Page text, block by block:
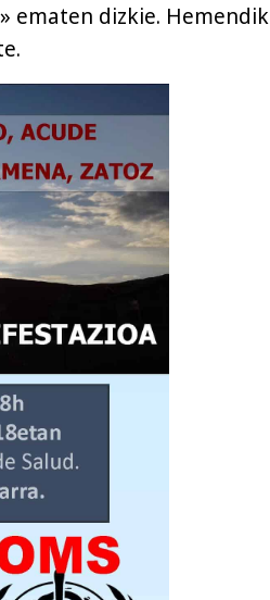
ematen dizkie. Hemendik